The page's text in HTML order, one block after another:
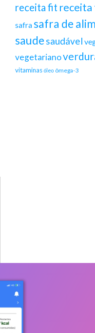
receita fit receita
safrasafra de
saude saudável
vegetariano
vitaminas óleo ômega-3